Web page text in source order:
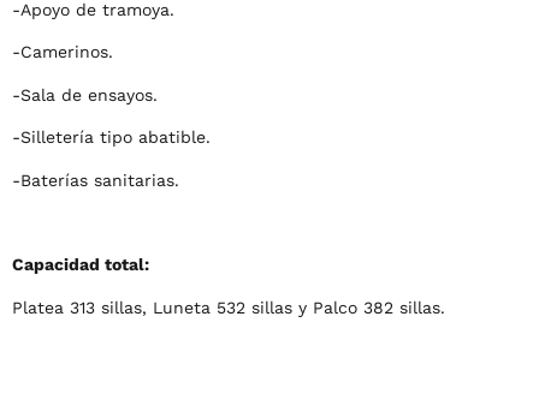
-Apoyo de tramoya.
-Camerinos.
-Sala de ensayos.
-Silletería tipo abatible.
-Baterías sanitarias.
Capacidad total:
Platea 313 sillas, Luneta 532 sillas y Palco 382 sillas.